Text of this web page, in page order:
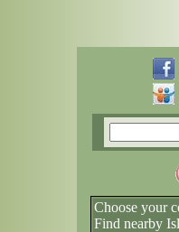
Choose your
Find nearby